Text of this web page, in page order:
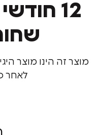
12 חודשי
שחור
הינו מוצר היגייני
לאחר פתיחת